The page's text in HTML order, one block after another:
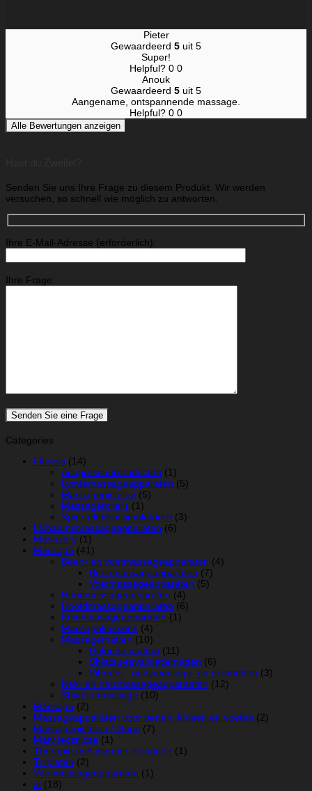
Pieter
Gewaardeerd 5 uit 5
Super!
Helpful? 0 0
Anouk
Gewaardeerd 5 uit 5
Aangename, ontspannende massage.
Helpful? 0 0
Alle Bewertungen anzeigen
Senden Sie uns Ihre Frage zu diesem Produkt. Wir werden
versuchen, so schnell wie möglich zu antworten.
Ihre E-Mail-Adresse (erforderlich):
Ihre Frage:
Categories
Fitness (14)
Acupressuurproducten (1)
Lymfemassageapparaten (5)
Massagepistolen (5)
Massagerollers (1)
Spier-elektrostimulatoren (3)
Lichaamsmassageapparaten (6)
Masażery (1)
Massage (41)
Been- en voetmassageapparaten (4)
Beenmassageapparaten (7)
Voetmassageapparaten (5)
Handmassageapparaten (4)
Hoofdmassageapparaten (6)
Kniemassageapparaten (1)
Massagekussens (4)
Massagematten (10)
Helende matten (11)
Shiatsu-revalidatiematten (6)
Vibratie-, ontspannings- en reismatten (3)
Nek- en halsmassageapparaaten (12)
Shiatsu-massage (10)
Massage (2)
Massageapparaten voor benen, knieën en voeten (2)
Massagepistolen / Guns (7)
Maty lecznicze (1)
Therapie met warmte en koude (1)
Trilplaten (2)
Voetmassageapparaten (1)
xt (18)